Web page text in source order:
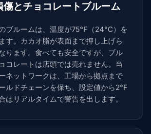
傷とチョコレートブルーム
ブルームは、温度が75°F（24°C）を
す。カカオ脂が表面まで押し上げら
ります。食べても安全ですが、ブル
コレートは店頭では売れません。当
ネットワークは、工場から拠点まで
ルドチェーンを保ち、設定値から2°F
はリアルタイムで警告を出します。